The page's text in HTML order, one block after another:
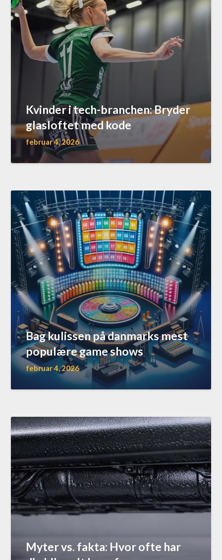
Kvinder i tech-branchen: Bryder
glasloftet med kode
februar 4, 2026
Bag kulissen på danmarks mest
populære game shows
februar 4, 2026
Myter vs. fakta: Hvor ofte har